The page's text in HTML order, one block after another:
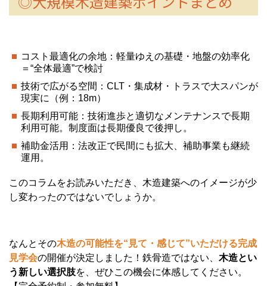
コスト最適化の余地：軽量ゆえの基礎・地盤の効率化
＝“全体最適”で検討
技術で広がる空間：CLT・集成材・トラスで大スパンが
現実に（例：18m）
長期利用可能：技術進歩と適切なメンテナンスで長期
利用可能。制度面は長期優良で後押し。
補助金活用：法改正で民間にも拡大、補助事業も継続
運用。
このコラムをお読みいただき、木造建築へのイメージが少
し変わったのではないでしょうか。
なんとその木造の可能性を“見て・感じて”いただける完成
見学会の開催が決定しました！ 鉄骨造ではない、 木造とい
う新しい選択肢を、ぜひこの機会に体感してください。